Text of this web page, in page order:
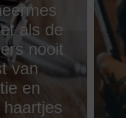
als de
nooit
van
en